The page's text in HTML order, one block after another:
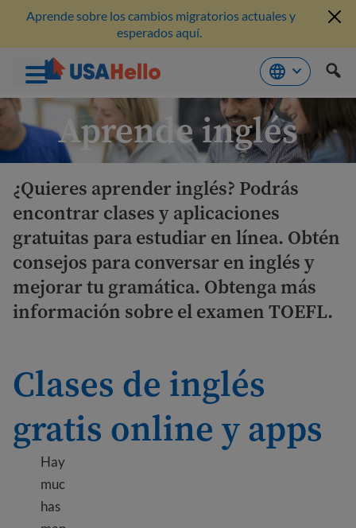
Saltar
al
contenido
Aprende sobre los cambios migratorios actuales y
esperados aquí.
Aprende inglés
¿Quieres aprender inglés? Podrás
encontrar clases y aplicaciones
gratuitas para estudiar en línea. Obtén
consejos para conversar en inglés y
mejorar tu gramática. Obtenga más
información sobre el examen TOEFL.
Clases de inglés
gratis online y apps
Hay
muc
has